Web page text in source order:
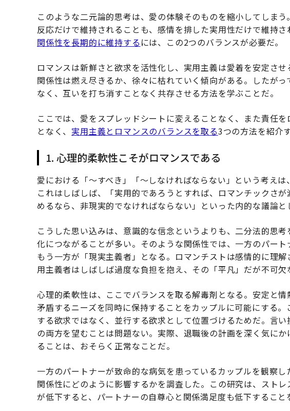
このような二元論的思考は、愛の体験そのものを縮小してしま
反応だけで維持されることも、感情を排した実用性だけで維持さ
関係性を長期的に維持する には、この2つのバランスが必要だ。
ロマンスは新鮮さと欲求を活性化し、実用主義は愛着を安定させ
関係性は燃え尽きるか、徐々に枯れていく傾向がある。したが
なく、互いを打ち消すことなく共存させる方法を学ぶことだ。
ここでは、愛をスプレッドシートに変えることなく、また責任
となく、 実用主義とロマンスのバランスを取る3つの方法を紹介す
1. 心理的柔軟性こそがロマンスである
愛における「〜すべき」「〜しなければならない」という考えは
これはしばしば、「実用的であろうとすれば、ロマンチックさ
めるなら、非現実的でなければならない」といった内的な議論と
こうした思い込みは、意識的な信念というよりも、二分法的思
化につながることが多い。そのような関係性では、一方のパート
もう一方が「現実主義者」となる。ロマンチストは感情的に理
用主義者はしばしば過度な負担を抱え、その「平凡」だが不可欠
心理的柔軟性は、ここでバランスを取る解毒剤となる。安定と
矛盾するニーズを同時に保持することをカップルに可能にする
する欲求ではなく、並行する欲求として位置づけるためだ。言
の両方を望むことは問題ない。実際、退職後の計画を深く気に
ることは、おそらく正常なことだ。
一方のパートナーが致命的な病気を患っているカップルを観察し
関係性にどのように影響するかを調査した。この研究は、スト
が低下すると、パートナーの自尊心と関係満足度も低下すること